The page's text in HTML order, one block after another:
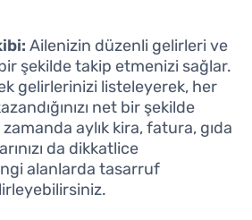
Ailenizin düzenli gelirleri ve
şekilde takip etmenizi sağlar.
gelirlerinizi listeleyerek, her
net bir şekilde
aylık kira, fatura, gıda
da dikkatlice
alanlarda tasarruf